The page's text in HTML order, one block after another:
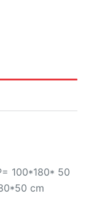
100*180* 50
cm